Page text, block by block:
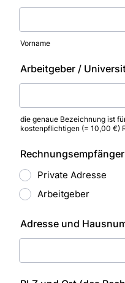
Vorname
Arbeitgeber /
die genaue Bezeichnung ist
kostenpflichtigen (= 10,00 €)
Rechnungsempfänger
Private Adresse
Arbeitgeber
Adresse und